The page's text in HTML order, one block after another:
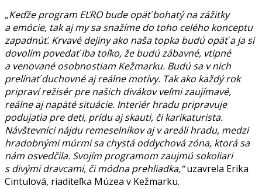
„Keďže program EĽRO bude opäť bohatý na zážitky
a emócie, tak aj my sa snažíme do toho celého konceptu
zapadnúť. Krvavé dejiny ako naša topka budú opäť a ja si
dovolím povedať iba toľko, že budú zábavné, vtipné
a venované osobnostiam Kežmarku. Budú sa v nich
prelínať duchovné aj reálne motívy. Tak ako každý rok
pripraví režisér pre našich divákov veľmi zaujímavé,
reálne aj napäté situácie. Interiér hradu pripravuje
podujatia pre deti, prídu aj skauti, či karikaturista.
Návštevníci nájdu remeselníkov aj v areáli hradu, medzi
hradobnými múrmi sa chystá oddychová zóna, ktorá sa
nám osvedčila. Svojím programom zaujmú sokoliari
s divými dravcami, či módna prehliadka,“uzavrela Erika
Cintulová, riaditeľka Múzea v Kežmarku.